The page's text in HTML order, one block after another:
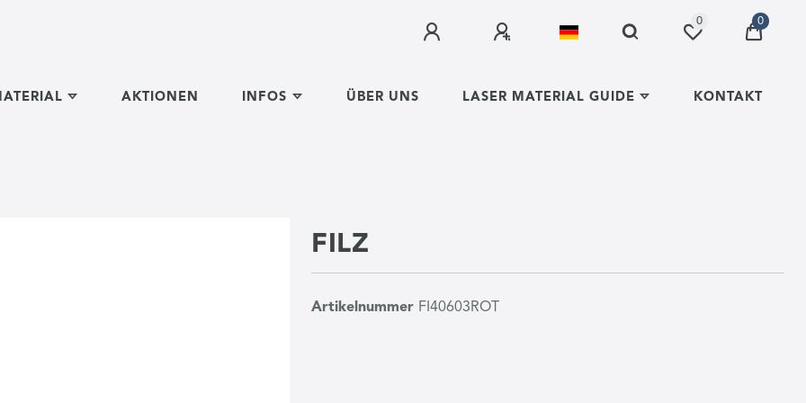
0 0
AKTIONEN INFOS ÜBER UNS LASER MATERIAL GUIDE KONTAKT
FILZ
Artikelnummer FI40603ROT